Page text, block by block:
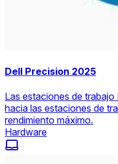
Dell Precision 2025
Las estaciones de
hacia las estaciones de
rendimiento máximo.
Hardware